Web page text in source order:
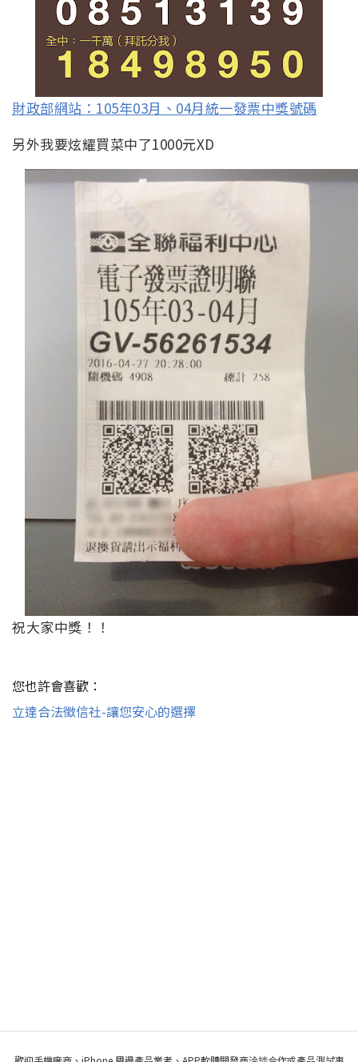
財政部網站：105年03月、04月統一發票中獎號碼
另外我要炫耀買菜中了1000元XD
祝大家中獎！！
您也許會喜歡：
立達合法徵信社-讓您安心的選擇